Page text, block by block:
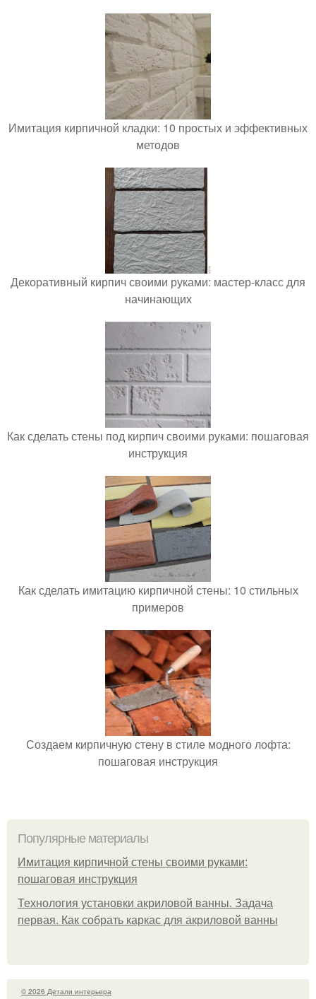
Имитация кирпичной кладки: 10 простых и эффективных
методов
Декоративный кирпич своими руками: мастер-класс для
начинающих
Как сделать стены под кирпич своими руками: пошаговая
инструкция
Как сделать имитацию кирпичной стены: 10 стильных
примеров
Создаем кирпичную стену в стиле модного лофта:
пошаговая инструкция
Популярные материалы
Имитация кирпичной стены своими руками:
пошаговая инструкция
Технология установки акриловой ванны. Задача
первая. Как собрать каркас для акриловой ванны
© 2026 Детали интерьера